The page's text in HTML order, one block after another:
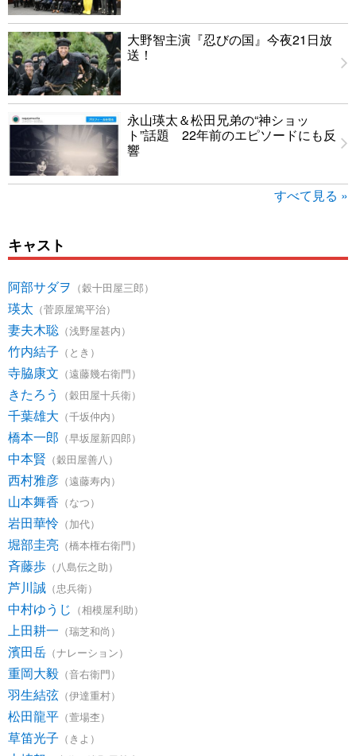
大野智主演『忍びの国』今夜21日放
送！
永山瑛太＆松田兄弟の“神ショッ
ト”話題 22年前のエピソードにも反
響
すべて見る »
キャスト
阿部サダヲ （穀十田屋三郎）
瑛太 （菅原屋篤平治）
妻夫木聡 （浅野屋甚内）
竹内結子 （とき）
寺脇康文 （遠藤幾右衛門）
きたろう （穀田屋十兵衛）
千葉雄大 （千坂仲内）
橋本一郎 （早坂屋新四郎）
中本賢 （穀田屋善八）
西村雅彦 （遠藤寿内）
山本舞香 （なつ）
岩田華怜 （加代）
堀部圭亮 （橋本権右衛門）
斉藤歩 （八島伝之助）
芦川誠 （忠兵衛）
中村ゆうじ （相模屋利助）
上田耕一 （瑞芝和尚）
濱田岳 （ナレーション）
重岡大毅 （音右衛門）
羽生結弦 （伊達重村）
松田龍平 （萱場杢）
草笛光子 （きよ）